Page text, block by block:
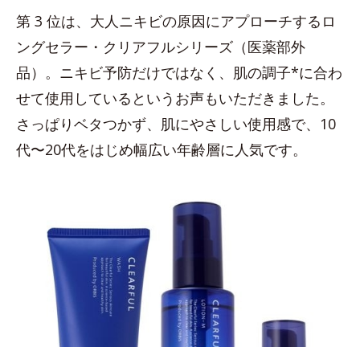
第 3 位は、大人ニキビの原因にアプローチするロ
ングセラー・クリアフルシリーズ（医薬部外
品）。ニキビ予防だけではなく、肌の調子*に合わ
せて使用しているというお声もいただきました。
さっぱりベタつかず、肌にやさしい使用感で、10
代〜20代をはじめ幅広い年齢層に人気です。